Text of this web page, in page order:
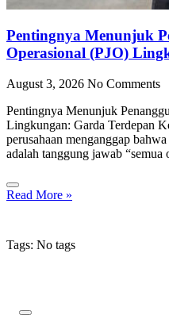
Pentingnya Menunjuk
Operasional (PJO)
August 3, 2026 No Comments
Pentingnya Menunjuk
Lingkungan: Garda Terdepan
perusahaan menganggap
adalah tanggung jawab “semua
Read More »
Tags: No tags